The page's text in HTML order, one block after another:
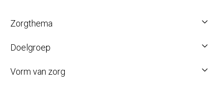
Zorgthema
Doelgroep
Vorm van zorg